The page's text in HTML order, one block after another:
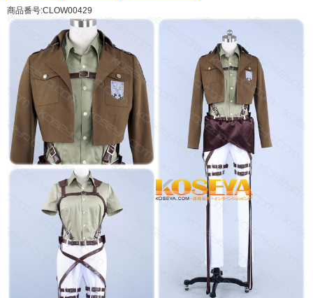
商品番号:CLOW00429